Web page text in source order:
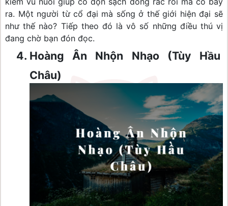
ra. Một người từ cổ đại mà sống ở thế giới hiện đại sẽ
như thế nào? Tiếp theo đó là vô số những điều thú vị
đang chờ bạn đón đọc.
Hoàng Ân Nhộn Nhạo (Tùy Hầu
Châu)